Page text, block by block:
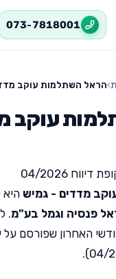
073-7818001
›הראל השתלמות עוקב
עוקב
דיווח 04/2026
מדדים - גמיש
פנסיה וגמל בע"מ.
האחרון שפורסם על